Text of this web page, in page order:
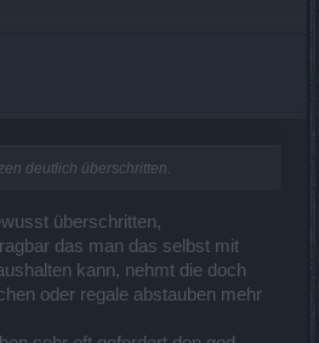
deutlich überschritten.
überschritten,
das man das selbst mit
kann, nehmt die doch
oder regale abstauben mehr